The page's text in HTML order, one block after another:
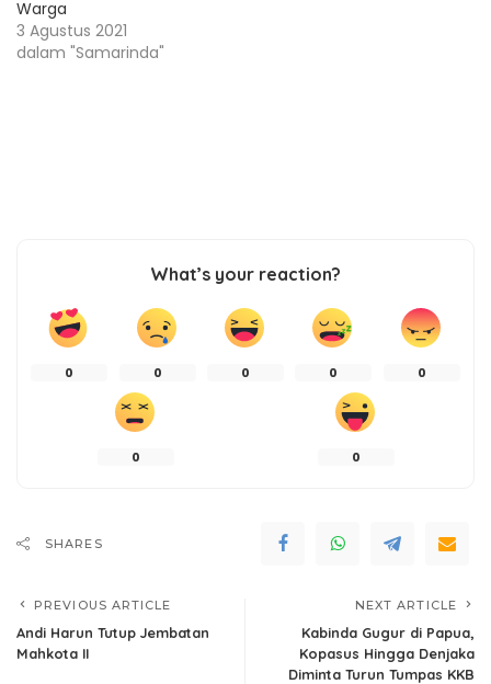
Warga
3 Agustus 2021
dalam "Samarinda"
What’s your reaction?
0 0 0 0 0
0 0
SHARES
PREVIOUS ARTICLE
Andi Harun Tutup Jembatan
Mahkota II
NEXT ARTICLE
Kabinda Gugur di Papua,
Kopasus Hingga Denjaka
Diminta Turun Tumpas KKB